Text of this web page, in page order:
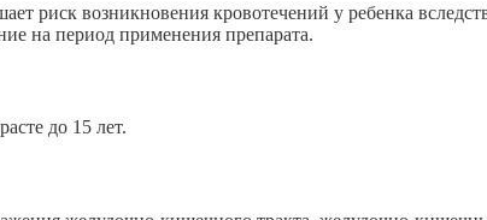
риск возникновения кровотечений у ребенка
на период применения препарата.
до 15 лет.